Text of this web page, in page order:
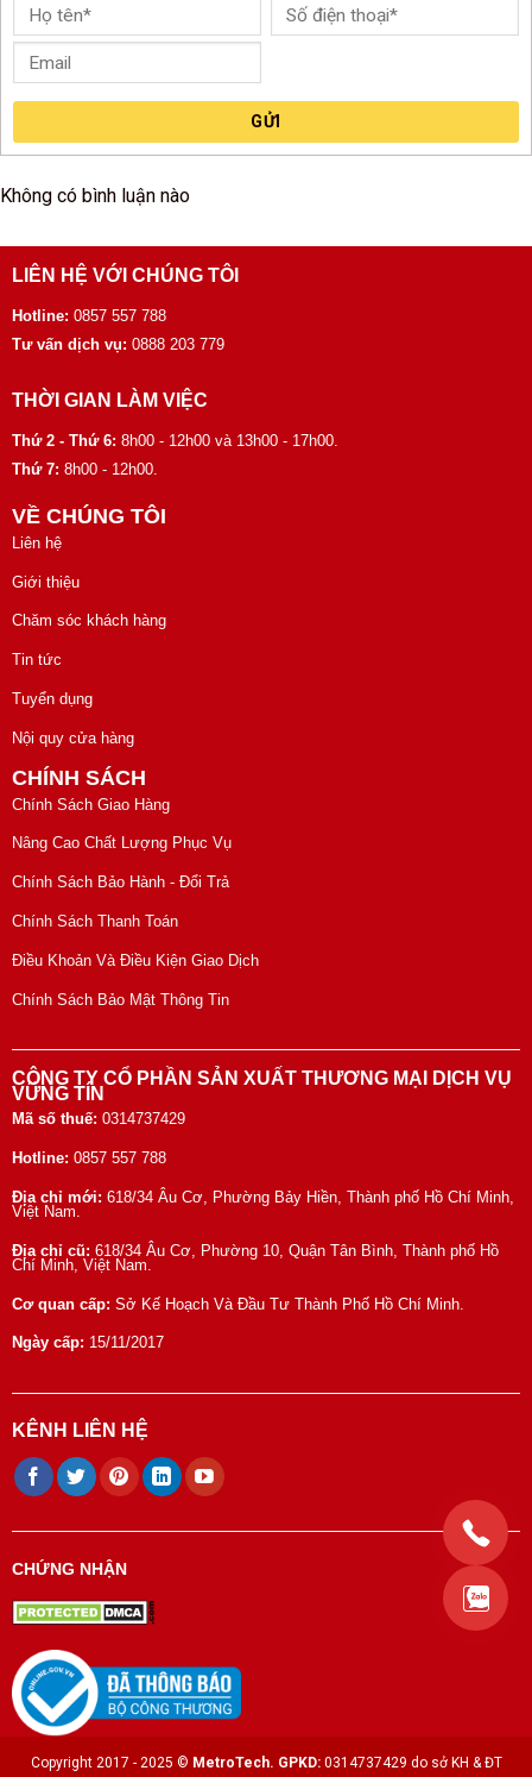
GỬI
Không có bình luận nào
LIÊN HỆ VỚI CHÚNG TÔI
Hotline: 0857 557 788
Tư vấn dịch vụ: 0888 203 779
THỜI GIAN LÀM VIỆC
Thứ 2 - Thứ 6: 8h00 - 12h00 và 13h00 - 17h00.
Thứ 7: 8h00 - 12h00.
VỀ CHÚNG TÔI
Liên hệ
Giới thiệu
Chăm sóc khách hàng
Tin tức
Tuyển dụng
Nội quy cửa hàng
CHÍNH SÁCH
Chính Sách Giao Hàng
Nâng Cao Chất Lượng Phục Vụ
Chính Sách Bảo Hành - Đổi Trả
Chính Sách Thanh Toán
Điều Khoản Và Điều Kiện Giao Dịch
Chính Sách Bảo Mật Thông Tin
CÔNG TY CỔ PHẦN SẢN XUẤT THƯƠNG MẠI DỊCH VỤ
VỮNG TÍN
Mã số thuế: 0314737429
Hotline: 0857 557 788
Địa chỉ mới: 618/34 Âu Cơ, Phường Bảy Hiền, Thành phố Hồ Chí Minh,
Việt Nam.
Địa chỉ cũ: 618/34 Âu Cơ, Phường 10, Quận Tân Bình, Thành phố Hồ
Chí Minh, Việt Nam.
Cơ quan cấp: Sở Kế Hoạch Và Đầu Tư Thành Phố Hồ Chí Minh.
Ngày cấp: 15/11/2017
KÊNH LIÊN HỆ
CHỨNG NHẬN
Copyright 2017 - 2025 © MetroTech. GPKD:0314737429 do sở KH & ĐT